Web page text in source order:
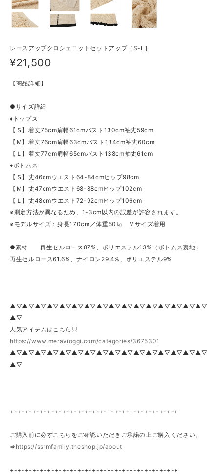
レースアップクロシェニットセットアップ［S-L］
¥21,500
【商品詳細】
●サイズ詳細
♦トップス
【Ｓ】着丈75cm肩幅61cmバスト130cm袖丈59cm
【Ｍ】着丈76cm肩幅63cmバスト134cm袖丈60cm
【Ｌ】着丈77cm肩幅65cmバスト138cm袖丈61cm
♦ボトムス
【Ｓ】丈46cmウエスト64-84cmヒップ98cm
【Ｍ】丈47cmウエスト68-88cmヒップ102cm
【Ｌ】丈48cmウエスト72-92cmヒップ106cm
※測定方法が異なるため、1-3cm以内の誤差が許容されます。
※モデルサイズ：身長170cm／体重50㎏ Ｍサイズ着用
●素材 再生セルロース87%、ポリエステル13%（ボトムス裏地：
再生セルロース61.6%、ナイロン29.4%、ポリエステル9%
▲▽▲▽▲▽▲▽▲▽▲▽▲▽▲▽▲▽▲▽▲▽▲▽▲▽▲▽▲▽▲▽
▲▽
人気アイテムはこちら⇩⇩
https://www.meravioggi.com/categories/3675301
▲▽▲▽▲▽▲▽▲▽▲▽▲▽▲▽▲▽▲▽▲▽▲▽▲▽▲▽▲▽▲▽
▲▽
+-+-+-+-+-+-+-+-+-+-+-+-+-+-+-+-+-+-+-+-+-+-+
ご購入前に必ずこちらをご確認いただきご承諾の上ご購入ください。
⇒ https://ssrmfamily.theshop.jp/about
+-+-+-+-+-+-+-+-+-+-+-+-+-+-+-+-+-+-+-+-+-+-+